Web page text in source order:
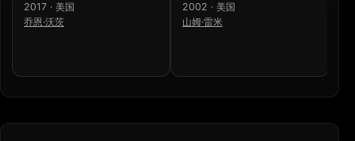
2017 · 美国
乔恩·沃茨
2002 · 美国
山姆·雷米